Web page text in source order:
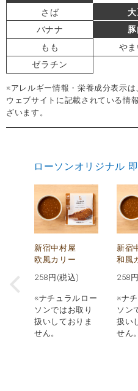
さば
バナナ
もも
やま
ゼラチン
※アレルギー情報・栄養成分表示
ウェブサイトに記載されている情
ざいます。
ローソンオリジナル
新宿中村屋
欧風カリー
258 円(税込)
※ナチュラルロー
ソンではお取り
扱いしておりま
せん。
新宿
和風
258
※ナ
ソン
扱い
せん。